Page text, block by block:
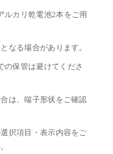
ルカリ乾電池2本をご用
なる場合があります。
の保管は避けてくださ
は、端子形状をご確認
択項目・表示内容をご